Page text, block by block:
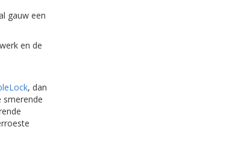
gauw een
en de
, dan
smerende